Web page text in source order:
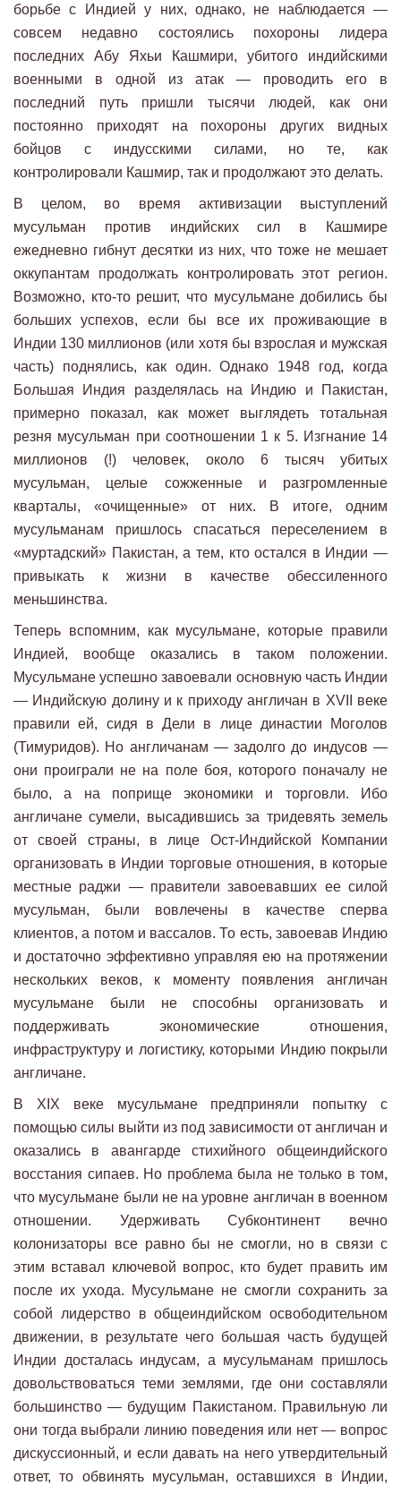
борьбе с Индией у них, однако, не наблюдается —
совсем недавно состоялись похороны лидера
последних Абу Яхьи Кашмири, убитого индийскими
военными в одной из атак — проводить его в
последний путь пришли тысячи людей, как они
постоянно приходят на похороны других видных
бойцов с индусскими силами, но те, как
контролировали Кашмир, так и продолжают это делать.
В целом, во время активизации выступлений
мусульман против индийских сил в Кашмире
ежедневно гибнут десятки из них, что тоже не мешает
оккупантам продолжать контролировать этот регион.
Возможно, кто-то решит, что мусульмане добились бы
больших успехов, если бы все их проживающие в
Индии 130 миллионов (или хотя бы взрослая и мужская
часть) поднялись, как один. Однако 1948 год, когда
Большая Индия разделялась на Индию и Пакистан,
примерно показал, как может выглядеть тотальная
резня мусульман при соотношении 1 к 5. Изгнание 14
миллионов (!) человек, около 6 тысяч убитых
мусульман, целые сожженные и разгромленные
кварталы, «очищенные» от них. В итоге, одним
мусульманам пришлось спасаться переселением в
«муртадский» Пакистан, а тем, кто остался в Индии —
привыкать к жизни в качестве обессиленного
меньшинства.
Теперь вспомним, как мусульмане, которые правили
Индией, вообще оказались в таком положении.
Мусульмане успешно завоевали основную часть Индии
— Индийскую долину и к приходу англичан в XVII веке
правили ей, сидя в Дели в лице династии Моголов
(Тимуридов). Но англичанам — задолго до индусов —
они проиграли не на поле боя, которого поначалу не
было, а на поприще экономики и торговли. Ибо
англичане сумели, высадившись за тридевять земель
от своей страны, в лице Ост-Индийской Компании
организовать в Индии торговые отношения, в которые
местные раджи — правители завоевавших ее силой
мусульман, были вовлечены в качестве сперва
клиентов, а потом и вассалов. То есть, завоевав Индию
и достаточно эффективно управляя ею на протяжении
нескольких веков, к моменту появления англичан
мусульмане были не способны организовать и
поддерживать экономические отношения,
инфраструктуру и логистику, которыми Индию покрыли
англичане.
В XIX веке мусульмане предприняли попытку с
помощью силы выйти из под зависимости от англичан и
оказались в авангарде стихийного общеиндийского
восстания сипаев. Но проблема была не только в том,
что мусульмане были не на уровне англичан в военном
отношении. Удерживать Субконтинент вечно
колонизаторы все равно бы не смогли, но в связи с
этим вставал ключевой вопрос, кто будет править им
после их ухода. Мусульмане не смогли сохранить за
собой лидерство в общеиндийском освободительном
движении, в результате чего большая часть будущей
Индии досталась индусам, а мусульманам пришлось
довольствоваться теми землями, где они составляли
большинство — будущим Пакистаном. Правильную ли
они тогда выбрали линию поведения или нет — вопрос
дискуссионный, и если давать на него утвердительный
ответ, то обвинять мусульман, оставшихся в Индии,